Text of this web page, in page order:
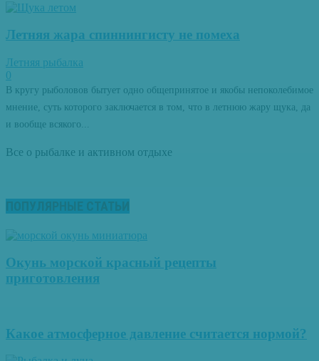
Летняя жара спиннингисту не помеха
Летняя рыбалка
0
В кругу рыболовов бытует одно общепринятое и якобы непоколебимое
мнение, суть которого заключается в том, что в летнюю жару щука, да
и вообще всякого...
Все о рыбалке и активном отдыхе
ПОПУЛЯРНЫЕ СТАТЬИ
Окунь морской красный рецепты
приготовления
Какое атмосферное давление считается нормой?